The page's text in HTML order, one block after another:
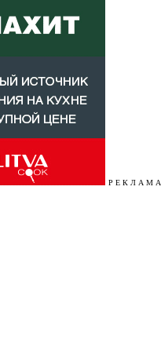
Р Е К Л А М А